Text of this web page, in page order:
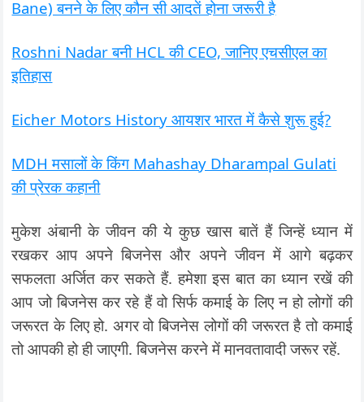
Bane) बनने के लिए कौन सी आदतें होना जरूरी है
Roshni Nadar बनी HCL की CEO, जानिए एचसीएल का
इतिहास
Eicher Motors History आयशर भारत में कैसे शुरू हुई?
MDH मसालों के किंग Mahashay Dharampal Gulati
की प्रेरक कहानी
मुकेश अंबानी के जीवन की ये कुछ खास बातें हैं जिन्हें ध्यान में
रखकर आप अपने बिजनेस और अपने जीवन में आगे बढ़कर
सफलता अर्जित कर सकते हैं. हमेशा इस बात का ध्यान रखें की
आप जो बिजनेस कर रहे हैं वो सिर्फ कमाई के लिए न हो लोगों की
जरूरत के लिए हो. अगर वो बिजनेस लोगों की जरूरत है तो कमाई
तो आपकी हो ही जाएगी. बिजनेस करने में मानवतावादी जरूर रहें.